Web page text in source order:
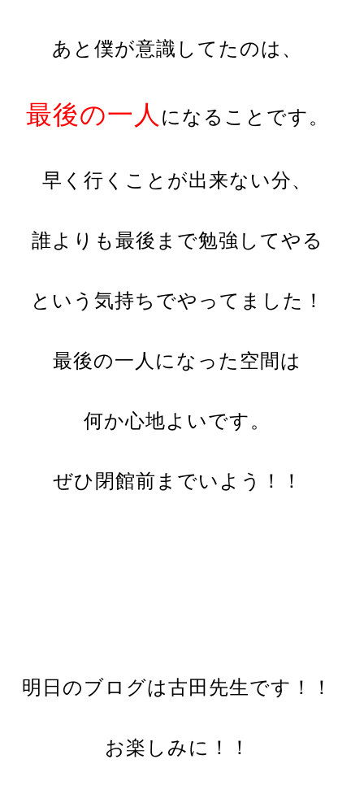
あと僕が意識してたのは、
最後の一人 になることです。
早く行くことが出来ない分、
誰よりも最後まで勉強してやる
という気持ちでやってました！
最後の一人になった空間は
何か心地よいです。
ぜひ閉館前までいよう！！
明日のブログは古田先生です！！
お楽しみに！！